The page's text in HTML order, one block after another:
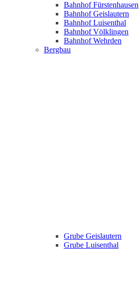
Bahnhof Fürstenhausen
Bahnhof Geislautern
Bahnhof Luisenthal
Bahnhof Völklingen
Bahnhof Wehrden
Bergbau
Grube Geislautern
Grube Luisenthal